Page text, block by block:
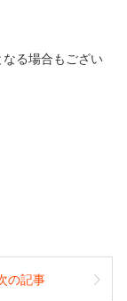
る場合もござい
の記事